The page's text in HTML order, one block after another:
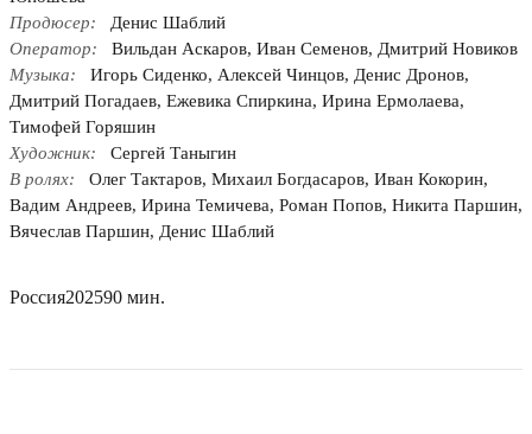
Продюсер:
Денис Шаблий
Оператор:
Вильдан Аскаров, Иван Семенов, Дмитрий Новиков
Музыка:
Игорь Сиденко, Алексей Чинцов, Денис Дронов,
Дмитрий Погадаев, Ежевика Спиркина, Ирина Ермолаева,
Тимофей Горяшин
Художник:
Сергей Таныгин
В ролях:
Олег Тактаров, Михаил Богдасаров, Иван Кокорин,
Вадим Андреев, Ирина Темичева, Роман Попов, Никита Паршин,
Вячеслав Паршин, Денис Шаблий
Россия202590 мин.